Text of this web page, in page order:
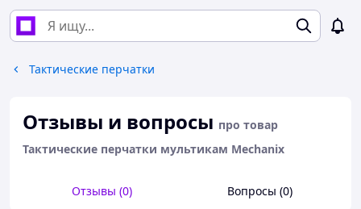
Тактические перчатки
Отзывы и вопросы про товар
Тактические перчатки мультикам Mechanix
Отзывы (0) Вопросы (0)